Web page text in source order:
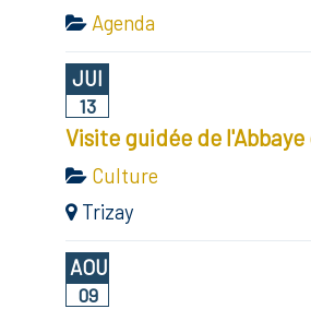
Agenda
JUI
13
Visite guidée de l'Abbaye
Culture
Trizay
AOU
09